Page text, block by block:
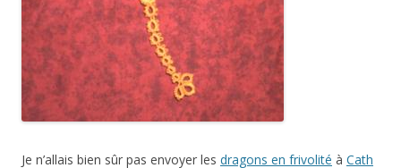
Je n’allais bien sûr pas envoyer les dragons en frivolité à Cath